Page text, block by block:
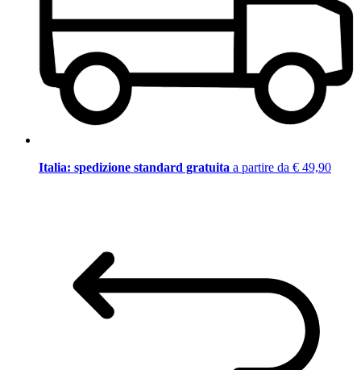
Italia: spedizione standard gratuita a partire da € 49,90